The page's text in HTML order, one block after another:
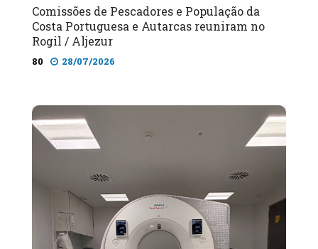
Comissões de Pescadores e População da
Costa Portuguesa e Autarcas reuniram no
Rogil / Aljezur
80 28/07/2026